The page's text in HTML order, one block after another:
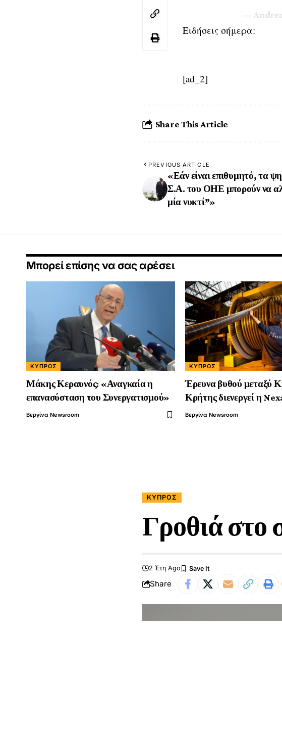
—
Ειδήσεις σήμερα:
[ad_2]
Share This Article
PREVIOUS ARTICLE
«Εάν είναι επιθυμητό, τα
Σ.Α. του ΟΗΕ μπορούν να
μία νυκτί”»
Μπορεί επίσης να σας αρέσει
ΚΎΠΡΟΣ
Μάκης Κεραυνός: «Αναγκαία η
επανασύσταση του Συνεργατισμού»
Βεργίνα Newsroom
ΚΎΠΡΟΣ
Έρευνα βυθού μεταξύ
Κρήτης διενεργεί η
Βεργίνα Newsroom
ΚΎΠΡΟΣ
Γροθιά στο
2 Έτη Ago
Share